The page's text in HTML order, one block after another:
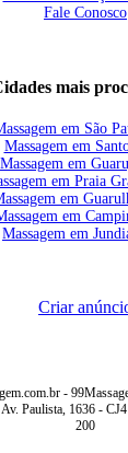
Fale Conosco
mais
em São
Massagem em
Massagem em
em Praia
em
em
Massagem em
Criar
-
Paulista, 1636 -
200